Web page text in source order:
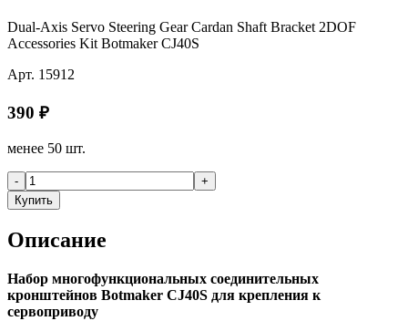
Dual-Axis Servo Steering Gear Cardan Shaft Bracket 2DOF
Accessories Kit Botmaker CJ40S
Арт. 15912
390 ₽
менее 50 шт.
-
+
Купить
Описание
Набор многофункциональных соединительных
кронштейнов Botmaker CJ40S для крепления к
сервоприводу